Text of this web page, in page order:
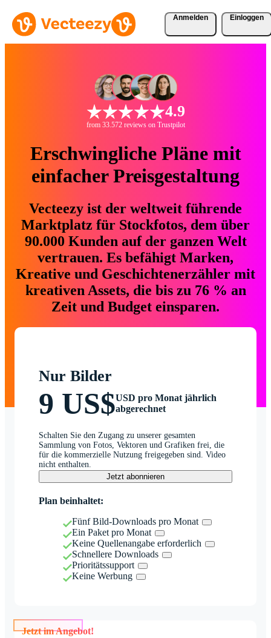
Anmelden Einloggen
4.9
from 33.572 reviews on Trustpilot
Erschwingliche Pläne mit
einfacher Preisgestaltung
Vecteezy ist der weltweit führende
Marktplatz für Stockfotos, dem über
90.000 Kunden auf der ganzen Welt
vertrauen. Es befähigt Marken,
Kreative und Geschichtenerzähler mit
kreativen Assets, die bis zu 76 % an
Zeit und Budget einsparen.
Nur Bilder
9 US$USD pro Monat jährlich
abgerechnet
Schalten Sie den Zugang zu unserer gesamten
Sammlung von Fotos, Vektoren und Grafiken frei, die
für die kommerzielle Nutzung freigegeben sind. Video
nicht enthalten.
Jetzt abonnieren
Plan beinhaltet:
Fünf Bild-Downloads pro Monat
Ein Paket pro Monat
Keine Quellenangabe erforderlich
Schnellere Downloads
Prioritätssupport
Keine Werbung
Jetzt im Angebot!